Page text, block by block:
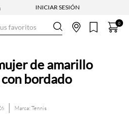
GRATIS DESDE $250.000
0
de amarillo
bordado
Tennis